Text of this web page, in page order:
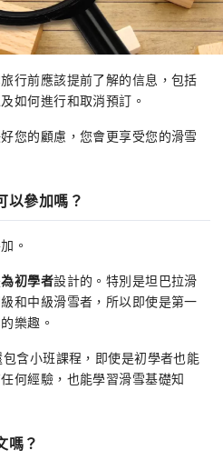
行前應該提前了解的信息，包括
如何進行和取消預訂。
您的顧慮，您會更享受您的滑雪
以參加嗎？
。
為初學者設計的。特別是坦巴拉滑
和中級滑雪者，所以即使是第一
樂趣。
含小班課程，即使是初學者也能
何經驗，也能學習滑雪基礎知
嗎？